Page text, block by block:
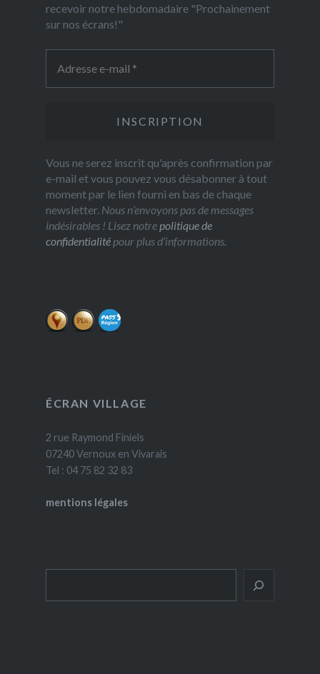
recevoir notre hebdomadaire "Prochainement
sur nos écrans!"
Vous ne serez inscrit qu'après confirmation par
e-mail et vous pouvez vous désabonner à tout
moment par le lien fourni en bas de chaque
newsletter. Nous n’envoyons pas de messages
indésirables ! Lisez notrepolitique de
confidentialitépour plus d’informations.
ÉCRAN VILLAGE
2 rue Raymond Finiels
07240 Vernoux en Vivarais
Tel : 04 75 82 32 83
mentions légales